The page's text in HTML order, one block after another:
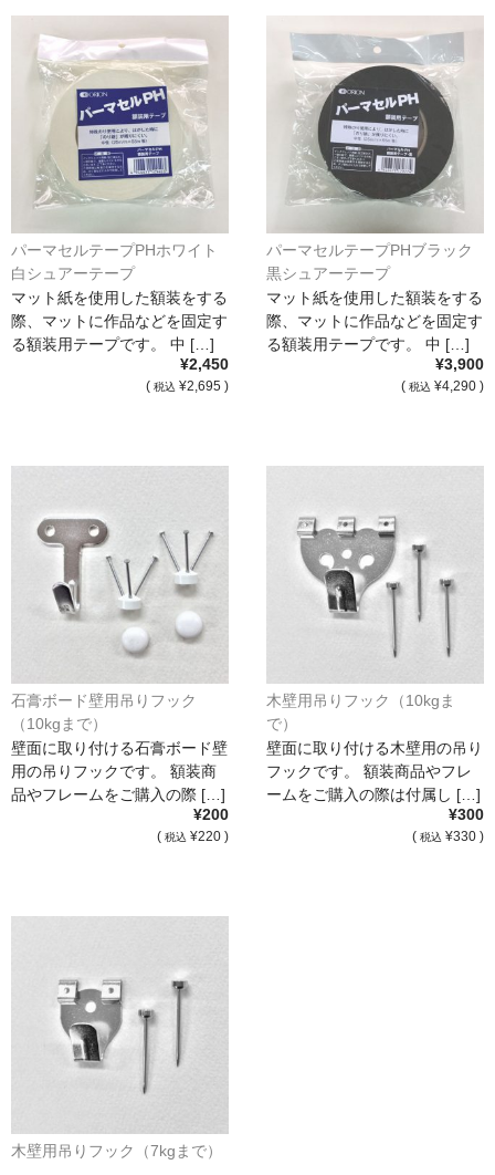
パーマセルテープPHホワイト
白シュアーテープ
マット紙を使用した額装をする
際、マットに作品などを固定す
る額装用テープです。 中 […]
¥2,450
( 税込 ¥2,695 )
パーマセルテープPHブラック
黒シュアーテープ
マット紙を使用した額装をする
際、マットに作品などを固定す
る額装用テープです。 中 […]
¥3,900
( 税込 ¥4,290 )
石膏ボード壁用吊りフック
（10kgまで）
壁面に取り付ける石膏ボード壁
用の吊りフックです。 額装商
品やフレームをご購入の際 […]
¥200
( 税込 ¥220 )
木壁用吊りフック（10kgま
で）
壁面に取り付ける木壁用の吊り
フックです。 額装商品やフレ
ームをご購入の際は付属し […]
¥300
( 税込 ¥330 )
木壁用吊りフック（7kgまで）